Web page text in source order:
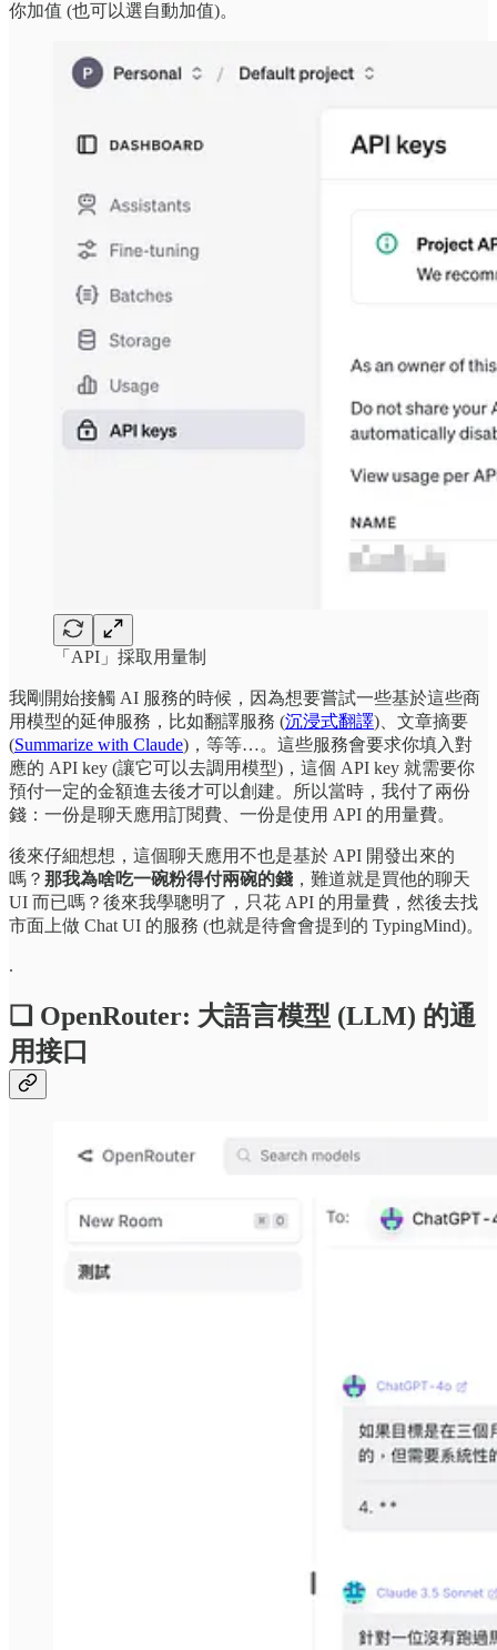
你加值 (也可以選自動加值)。
「API」採取用量制
我剛開始接觸 AI 服務的時候，因為想要嘗試一些基於這些商
用模型的延伸服務，比如翻譯服務 (沉浸式翻譯)、文章摘要
(Summarize with Claude)，等等…。這些服務會要求你填入對
應的 API key (讓它可以去調用模型)，這個 API key 就需要你
預付一定的金額進去後才可以創建。所以當時，我付了兩份
錢：一份是聊天應用訂閱費、一份是使用 API 的用量費。
後來仔細想想，這個聊天應用不也是基於 API 開發出來的
嗎？ 那我為啥吃一碗粉得付兩碗的錢 ，難道就是買他的聊天
UI 而已嗎？後來我學聰明了，只花 API 的用量費，然後去找
市面上做 Chat UI 的服務 (也就是待會會提到的 TypingMind)。
.
❏ OpenRouter: 大語言模型 (LLM) 的通
用接口